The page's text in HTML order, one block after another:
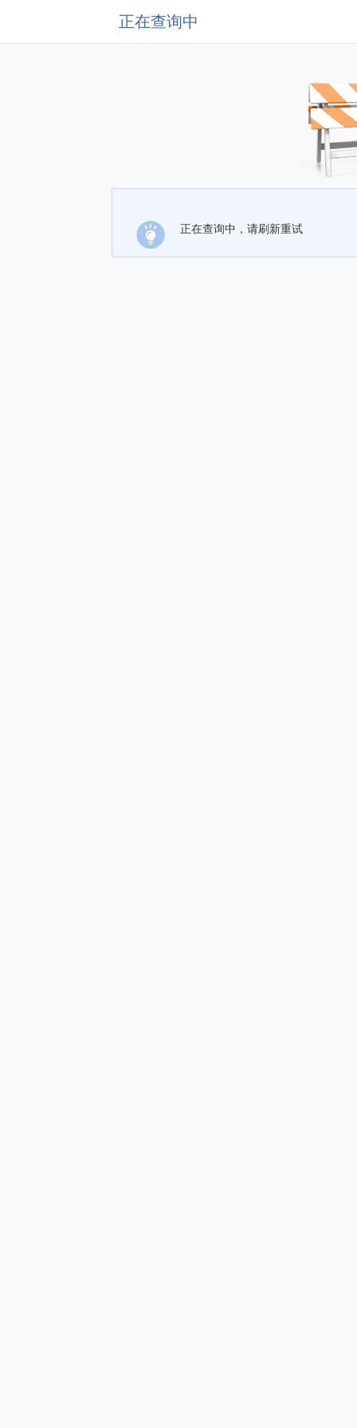
正在查询中
正在查询中，请刷新重试